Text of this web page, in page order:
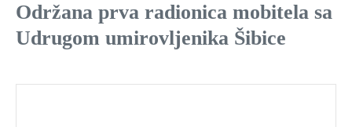
Održana prva radionica mobitela sa
Udrugom umirovljenika Šibice